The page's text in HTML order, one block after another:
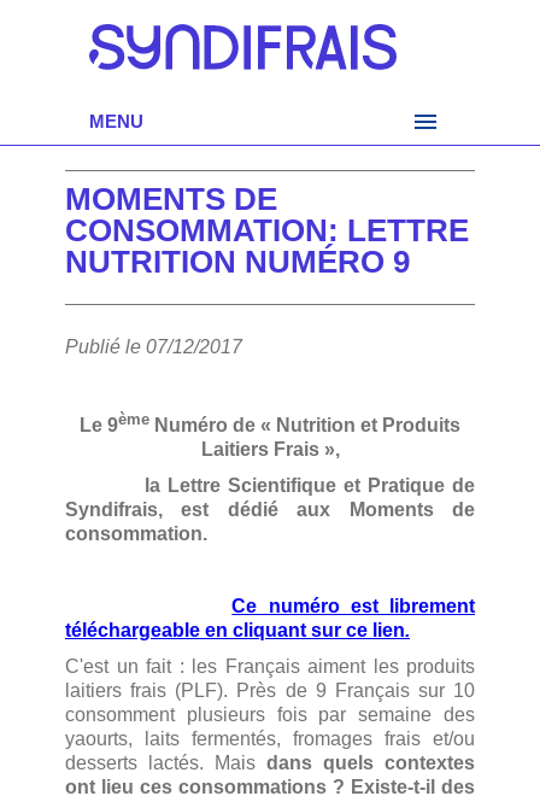
MENU
MOMENTS DE
CONSOMMATION: LETTRE
NUTRITION NUMÉRO 9
Publié le 07/12/2017
Le 9ème Numéro de « Nutrition et Produits
Laitiers Frais »,
la Lettre Scientifique et Pratique de
Syndifrais, est dédié aux Moments de
consommation.
Ce numéro est librement
téléchargeable en cliquant sur ce lien.
C'est un fait : les Français aiment les produits
laitiers frais (PLF). Près de 9 Français sur 10
consomment plusieurs fois par semaine des
yaourts, laits fermentés, fromages frais et/ou
desserts lactés. Mais dans quels contextes
ont lieu ces consommations ? Existe-t-il des